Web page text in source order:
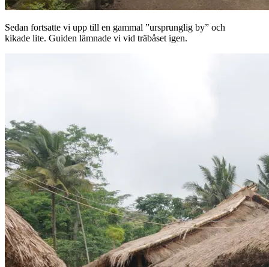
Sedan fortsatte vi upp till en gammal ”ursprunglig by” och
kikade lite. Guiden lämnade vi vid träbåset igen.